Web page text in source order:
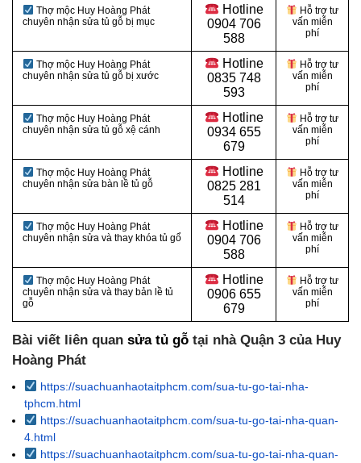
Thợ mộc Huy Hoàng Phát
chuyên nhận sửa tủ gỗ bị mục
Hotline
0904 706
588
Hỗ trợ tư
vấn miễn
phí
Thợ mộc Huy Hoàng Phát
chuyên nhận sửa tủ gỗ bị xước
Hotline
0835 748
593
Hỗ trợ tư
vấn miễn
phí
Thợ mộc Huy Hoàng Phát
chuyên nhận sửa tủ gỗ xệ cánh
Hotline
0934 655
679
Hỗ trợ tư
vấn miễn
phí
Thợ mộc Huy Hoàng Phát
chuyên nhận sửa bàn lề tủ gỗ
Hotline
0825 281
514
Hỗ trợ tư
vấn miễn
phí
Thợ mộc Huy Hoàng Phát
chuyên nhận sửa và thay khóa tủ gổ
Hotline
0904 706
588
Hỗ trợ tư
vấn miễn
phí
Thợ mộc Huy Hoàng Phát
chuyên nhận sửa và thay bản lề tủ
gỗ
Hotline
0906 655
679
Hỗ trợ tư
vấn miễn
phí
Bài viết liên quan sửa tủ gỗ tại nhà Quận 3 của Huy
Hoàng Phát
https://suachuanhaotaitphcm.com/sua-tu-go-tai-nha-
tphcm.html
https://suachuanhaotaitphcm.com/sua-tu-go-tai-nha-quan-
4.html
https://suachuanhaotaitphcm.com/sua-tu-go-tai-nha-quan-